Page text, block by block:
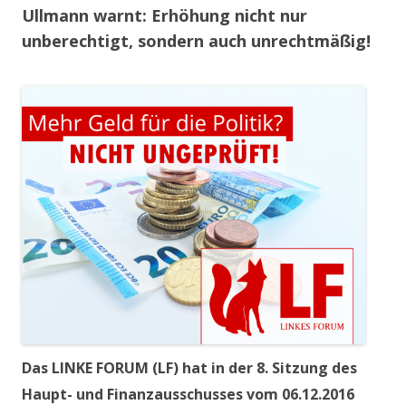
Ullmann warnt: Erhöhung nicht nur
unberechtigt, sondern auch unrechtmäßig!
Das LINKE FORUM (LF) hat in der 8. Sitzung des
Haupt- und Finanzausschusses vom 06.12.2016